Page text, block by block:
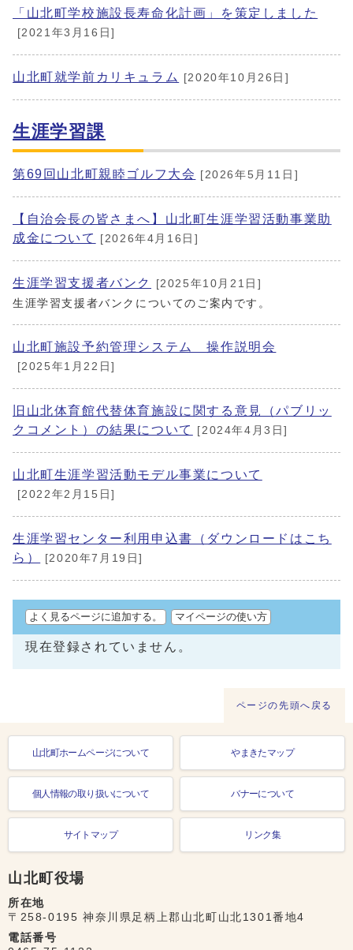
「山北町学校施設長寿命化計画」を策定しました
[2021年3月16日]
山北町就学前カリキュラム [2020年10月26日]
生涯学習課
第69回山北町親睦ゴルフ大会 [2026年5月11日]
【自治会長の皆さまへ】山北町生涯学習活動事業助
成金について
[2026年4月16日]
生涯学習支援者バンク
[2025年10月21日]
生涯学習支援者バンクについてのご案内です。
山北町施設予約管理システム 操作説明会
[2025年1月22日]
旧山北体育館代替体育施設に関する意見（パブリッ
クコメント）の結果について
[2024年4月3日]
山北町生涯学習活動モデル事業について
[2022年2月15日]
生涯学習センター利用申込書（ダウンロードはこち
ら）
[2020年7月19日]
よく見るページに追加する。 マイページの使い方
現在登録されていません。
ページの先頭へ戻る
山北町ホームページについて やまきたマップ
個人情報の取り扱いについて バナーについて
サイトマップ リンク集
山北町役場
所在地
〒258-0195 神奈川県足柄上郡山北町山北1301番地4
電話番号